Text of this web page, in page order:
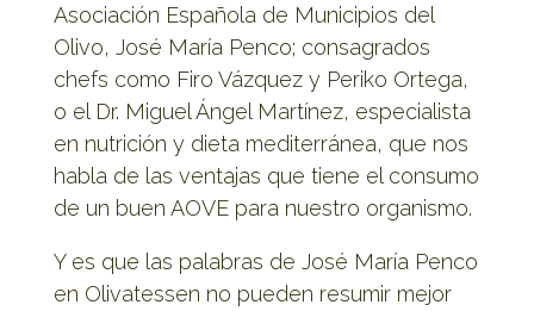
Asociación Española de Municipios del
Olivo, José María Penco; consagrados
chefs como Firo Vázquez y Periko Ortega,
o el Dr. Miguel Ángel Martínez, especialista
en nutrición y dieta mediterránea, que nos
habla de las ventajas que tiene el consumo
de un buen AOVE para nuestro organismo.
Y es que las palabras de José María Penco
en Olivatessen no pueden resumir mejor